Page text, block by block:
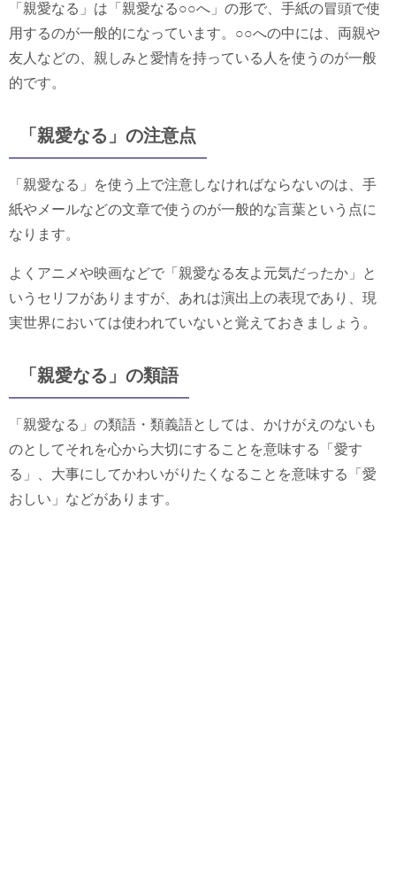
「親愛なる」は「親愛なる○○へ」の形で、手紙の冒頭で使
用するのが一般的になっています。○○への中には、両親や
友人などの、親しみと愛情を持っている人を使うのが一般
的です。
「親愛なる」の注意点
「親愛なる」を使う上で注意しなければならないのは、手
紙やメールなどの文章で使うのが一般的な言葉という点に
なります。
よくアニメや映画などで「親愛なる友よ元気だったか」と
いうセリフがありますが、あれは演出上の表現であり、現
実世界においては使われていないと覚えておきましょう。
「親愛なる」の類語
「親愛なる」の類語・類義語としては、かけがえのないも
のとしてそれを心から大切にすることを意味する「愛す
る」、大事にしてかわいがりたくなることを意味する「愛
おしい」などがあります。